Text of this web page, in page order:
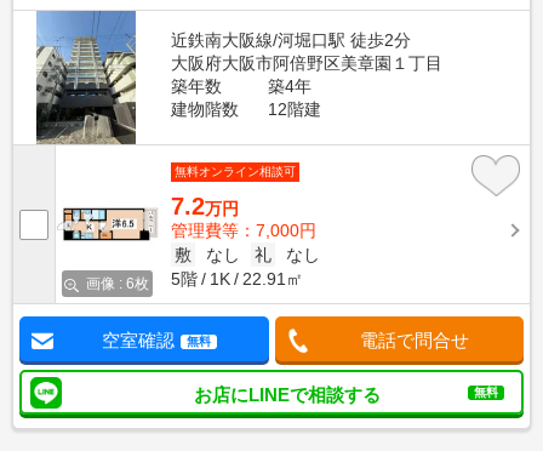
近鉄南大阪線/河堀口駅 徒歩2分
大阪府大阪市阿倍野区美章園１丁目
築年数
築4年
建物階数
12階建
画像 : 6枚
無料オンライン相談可
7.2万円
管理費等：7,000円
敷
なし 礼
なし
5階
1K 22.91㎡
空室確認 無料 電話で問合せ
お店にLINEで相談する 無料